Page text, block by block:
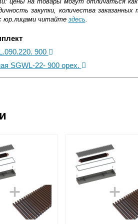
закупки, количества заказанных
юр.лицами читайте здесь
900
SGWL-22- 900 орех.
области
Web-money, Qiwi-кошельки и другие).
НДС)